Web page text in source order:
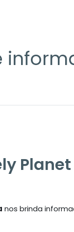
Planet
nos brinda